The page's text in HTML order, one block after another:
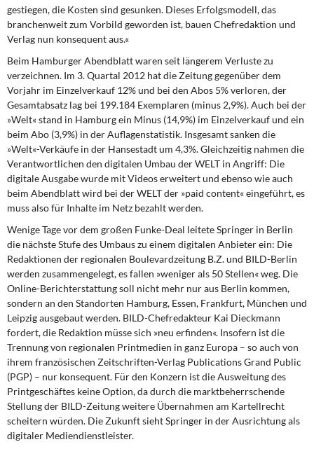
gestiegen, die Kosten sind gesunken. Dieses Erfolgsmodell, das
branchenweit zum Vorbild geworden ist, bauen Chefredaktion und
Verlag nun konsequent aus.«
Beim Hamburger Abendblatt waren seit längerem Verluste zu
verzeichnen. Im 3. Quartal 2012 hat die Zeitung gegenüber dem
Vorjahr im Einzelverkauf 12% und bei den Abos 5% verloren, der
Gesamtabsatz lag bei 199.184 Exemplaren (minus 2,9%). Auch bei der
»Welt« stand in Hamburg ein Minus (14,9%) im Einzelverkauf und ein
beim Abo (3,9%) in der Auflagenstatistik. Insgesamt sanken die
»Welt«-Verkäufe in der Hansestadt um 4,3%. Gleichzeitig nahmen die
Verantwortlichen den digitalen Umbau der WELT in Angriff: Die
digitale Ausgabe wurde mit Videos erweitert und ebenso wie auch
beim Abendblatt wird bei der WELT der »paid content« eingeführt, es
muss also für Inhalte im Netz bezahlt werden.
Wenige Tage vor dem großen Funke-Deal leitete Springer in Berlin
die nächste Stufe des Umbaus zu einem digitalen Anbieter ein: Die
Redaktionen der regionalen Boulevardzeitung B.Z. und BILD-Berlin
werden zusammengelegt, es fallen »weniger als 50 Stellen« weg. Die
Online-Berichterstattung soll nicht mehr nur aus Berlin kommen,
sondern an den Standorten Hamburg, Essen, Frankfurt, München und
Leipzig ausgebaut werden. BILD-Chefredakteur Kai Dieckmann
fordert, die Redaktion müsse sich »neu erfinden«. Insofern ist die
Trennung von regionalen Printmedien in ganz Europa – so auch von
ihrem französischen Zeitschriften-Verlag Publications Grand Public
(PGP) – nur konsequent. Für den Konzern ist die Ausweitung des
Printgeschäftes keine Option, da durch die marktbeherrschende
Stellung der BILD-Zeitung weitere Übernahmen am Kartellrecht
scheitern würden. Die Zukunft sieht Springer in der Ausrichtung als
digitaler Mediendienstleister.